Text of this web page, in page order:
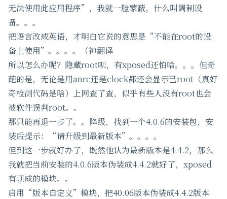
无法使用此应用程序”，我就一脸蒙蔽，什么叫调制设
备。。。
把语言改成英语，才明白它说的意思是“不能在root的设
备上使用”。。。。（神翻译
所以怎么办呢？隐藏root呗，有xposed还怕啥。。。但奇
葩的是，无论是用anrc还是clock都还会显示已root（真好
奇检测代码是啥）上网查了查，似乎有些人没有root也会
被软件误判root。。
那只能再退一步了。。降级，找到一个4.0.6的安装包，安
装后提示：“请升级到最新版本”。。。。
但到这一步就好办了，既然他认为最新版本是4.4.2，那么
我就把当前安装的4.0.6版本伪装成4.4.2就好了，xposed
有现成的模块。。
启用“版本自定义”模块，把40.06版本伪装成4.4.2版本